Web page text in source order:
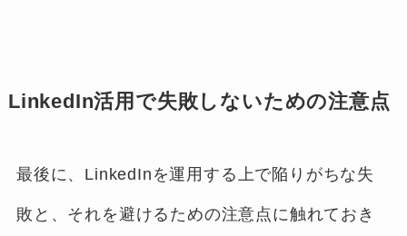
LinkedIn活用で失敗しないための注意点
最後に、LinkedInを運用する上で陥りがちな失
敗と、それを避けるための注意点に触れておき